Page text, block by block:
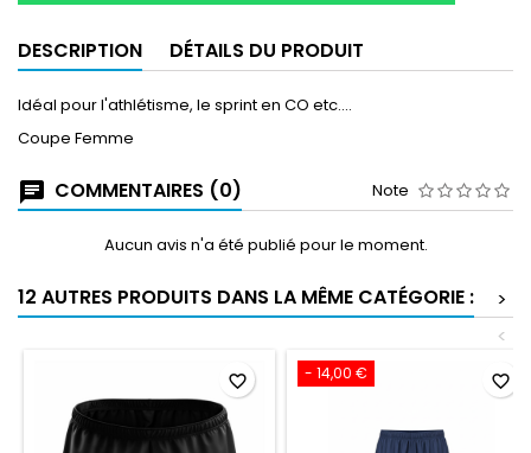
DESCRIPTION DÉTAILS DU PRODUIT
Idéal pour l'athlétisme, le sprint en CO etc....
Coupe Femme
COMMENTAIRES (0) Note
Aucun avis n'a été publié pour le moment.
12 AUTRES PRODUITS DANS LA MÊME CATÉGORIE :
>
<
favorite_border - 14,00 € favorite_border